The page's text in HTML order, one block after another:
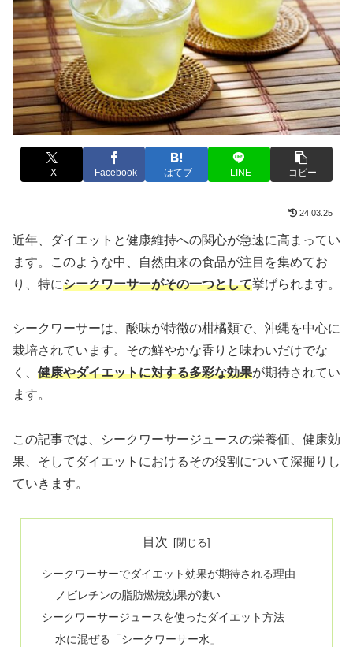
X Facebook はてブ LINE コピー
24.03.25
近年、ダイエットと健康維持への関心が急速に高まってい
ます。このような中、自然由来の食品が注目を集めてお
り、特にシークワーサーがその一つとして挙げられます。
シークワーサーは、酸味が特徴の柑橘類で、沖縄を中心に
栽培されています。その鮮やかな香りと味わいだけでな
く、 健康やダイエットに対する多彩な効果が期待されてい
ます。
この記事では、シークワーサージュースの栄養価、健康効
果、そしてダイエットにおけるその役割について深掘りし
ていきます。
目次
シークワーサーでダイエット効果が期待される理由
ノビレチンの脂肪燃焼効果が凄い
シークワーサージュースを使ったダイエット方法
水に混ぜる「シークワーサー水」